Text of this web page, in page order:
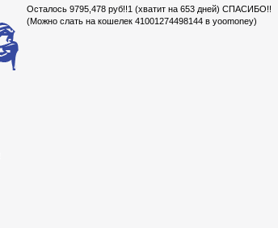
Осталось 9795,478 руб!!1 (хватит на 653 дней) СПАСИБО!!
(Можно слать на кошелек 41001274498144 в yoomoney)